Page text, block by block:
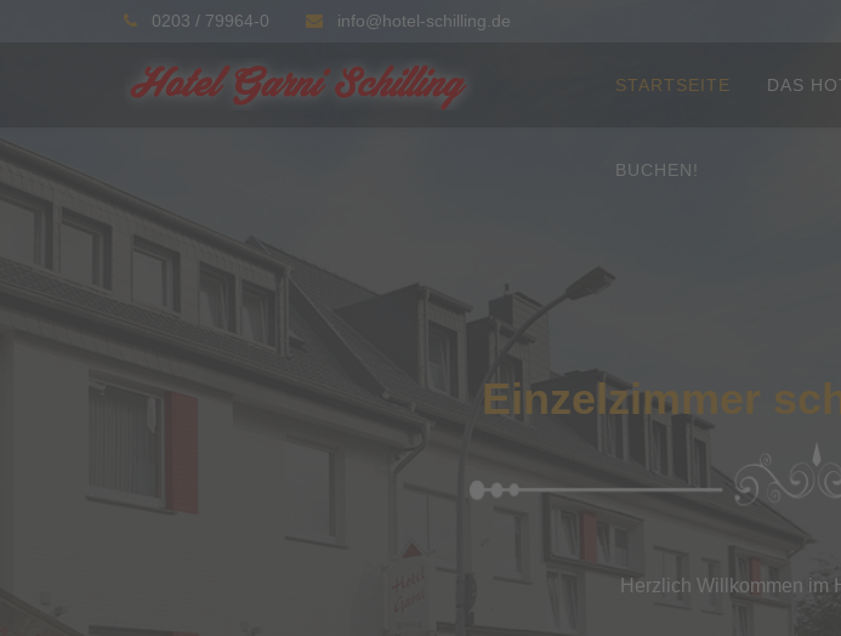
0203 / 79964-0 info@hotel-schilling.de
STARTSEITE DAS
BUCHEN!
Einzelzimmer
Herzlich Willkommen im